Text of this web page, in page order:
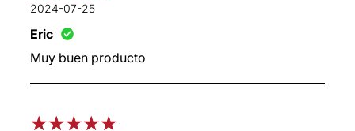
2024-07-25
Eric
Muy buen producto